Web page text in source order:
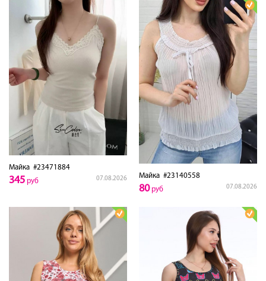
Майка #23471884
07.08.2026
345 руб
Майка #23140558
07.08.2026
80руб